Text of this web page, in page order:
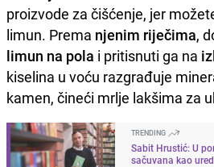
proizvode za čišćenje, jer
limun. Prema njenim riječima,
limun na pola i pritisnuti ga na
kiselina u voću razgrađuje
kamen, čineći mrlje lakšima za
TRENDING
Sabit Hrustić: U
sačuvana kao